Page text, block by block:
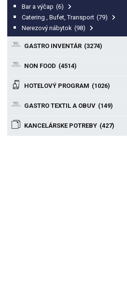
Bar a výčap (6)
Catering , Bufet, Transport (79)
Nerezový nábytok (98)
GASTRO INVENTÁR (3274)
NON FOOD (4514)
HOTELOVÝ PROGRAM (1026)
GASTRO TEXTIL A OBUV (149)
KANCELÁRSKE POTREBY (427)